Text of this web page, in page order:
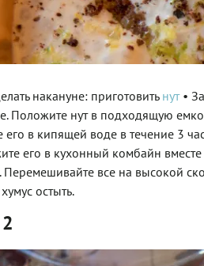
накануне: приготовить нут•
Положите нут в подходящую
его в кипящей воде в течение 3
его в кухонный комбайн вместе
Перемешивайте все на высокой
остыть.